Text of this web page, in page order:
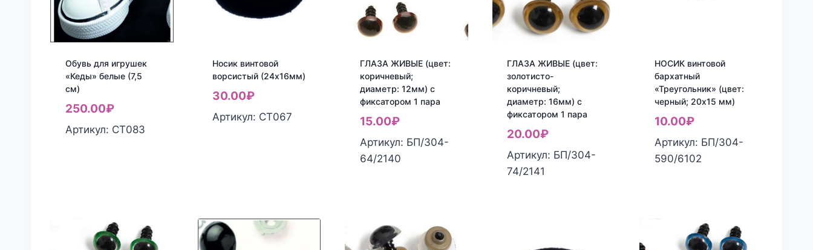
Обувь для игрушек
«Кеды» белые (7,5
см)
250.00₽
Артикул: СТ083
Носик винтовой
ворсистый (24х16мм)
30.00₽
Артикул: СТ067
ГЛАЗА ЖИВЫЕ (цвет:
коричневый;
диаметр: 12мм) с
фиксатором 1 пара
15.00₽
Артикул: БП/304-
64/2140
ГЛАЗА ЖИВЫЕ (цвет:
золотисто-
коричневый;
диаметр: 16мм) с
фиксатором 1 пара
20.00₽
Артикул: БП/304-
74/2141
НОСИК винтовой
бархатный
«Треугольник» (цвет:
черный; 20х15 мм)
10.00₽
Артикул: БП/304-
590/6102